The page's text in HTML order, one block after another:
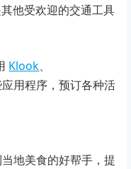
他受欢迎的交通工具
Klook、
用程序，预订各种活
地美食的好帮手，提